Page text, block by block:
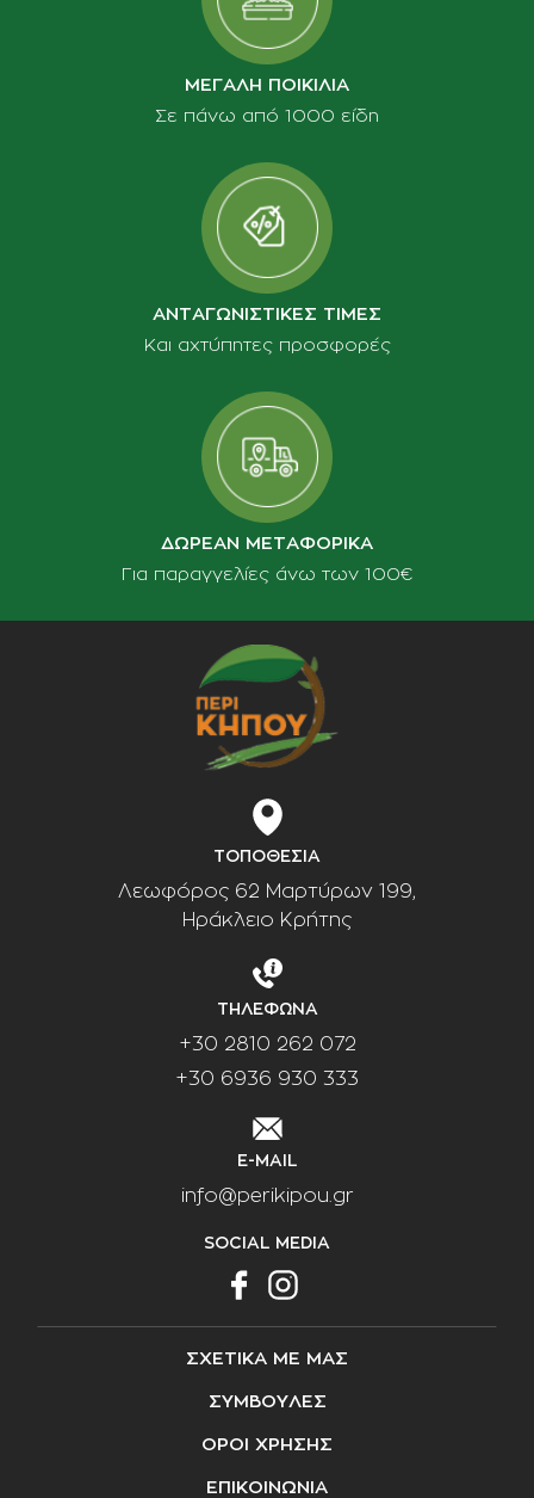
ΜΕΓΑΛΗ ΠΟΙΚΙΛΙΑ
Σε πάνω από 1000 είδη
ΑΝΤΑΓΩΝΙΣΤΙΚΕΣ ΤΙΜΕΣ
Και αχτύπητες προσφορές
ΔΩΡΕΑΝ ΜΕΤΑΦΟΡΙΚΑ
Για παραγγελίες άνω των 100€
ΤΟΠΟΘΕΣΙΑ
Λεωφόρος 62 Μαρτύρων 199,
Ηράκλειο Κρήτης
ΤΗΛΕΦΩΝΑ
+30 2810 262 072
+30 6936 930 333
E-MAIL
info@perikipou.gr
SOCIAL MEDIA
ΣΧΕΤΙΚΑ ΜΕ ΜΑΣ
ΣΥΜΒΟΥΛΕΣ
ΟΡΟΙ ΧΡΗΣΗΣ
ΕΠΙΚΟΙΝΩΝΙΑ